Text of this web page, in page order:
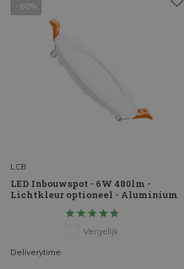
- 60%
LCB
LED Inbouwspot - 6W 480lm -
Lichtkleur optioneel - Aluminium
Vergelijk
Deliverytime